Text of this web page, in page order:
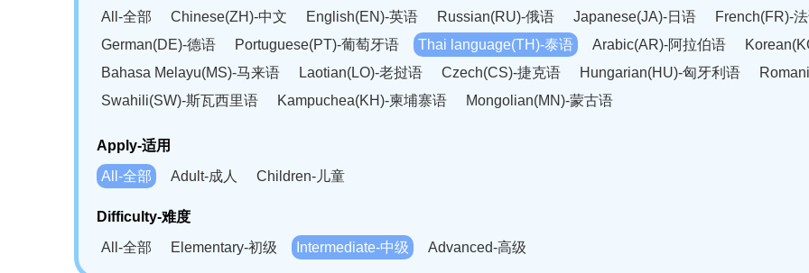
All-全部
Chinese(ZH)-中文 English(EN)-英语 Russian(RU)-俄语 Japanese(JA)-日语
French(FR)-
German(DE)-德语
Portuguese(PT)-葡萄牙语 Thai language(TH)-泰语 Arabic(AR)-阿拉伯语
Bahasa Melayu(MS)-马来语
Laotian(LO)-老挝语 Czech(CS)-捷克语 Hungarian(HU)-匈牙利语
Swahili(SW)-斯瓦西里语
Kampuchea(KH)-柬埔寨语 Mongolian(MN)-蒙古语
Apply-适用
All-全部
Adult-成人 Children-儿童
Difficulty-难度
All-全部
Elementary-初级 Intermediate-中级 Advanced-高级